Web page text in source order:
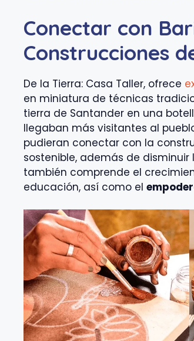
Conectar con
Construcciones
De la Tierra: Casa Taller, ofrece
en miniatura de técnicas
tierra de Santander en una
llegaban más visitantes al
pudieran conectar con la
sostenible, además de
también comprende el
educación, así como el